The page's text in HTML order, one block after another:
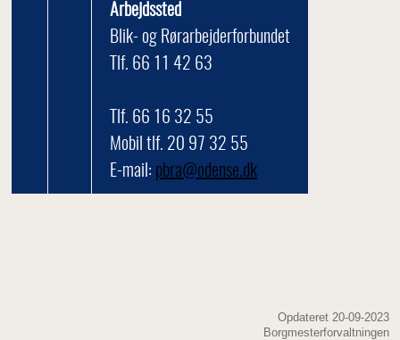
Arbejdssted
Blik- og Rørarbejderforbundet
Tlf. 66 11 42 63
Tlf. 66 16 32 55
Mobil tlf. 20 97 32 55
E-mail: pbra@odense.dk
Opdateret 20-09-2023
Borgmesterforvaltningen